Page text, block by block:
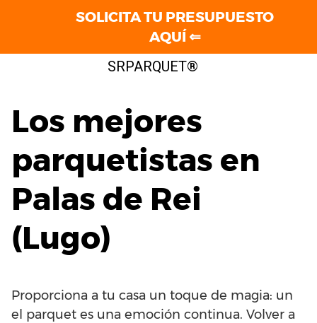
SRPARQUET®
Los mejores
parquetistas en
Palas de Rei
(Lugo)
Proporciona a tu casa un toque de magia: un
el parquet es una emoción continua. Volver a
SOLICITA TU PRESUPUESTO
AQUÍ ⇐